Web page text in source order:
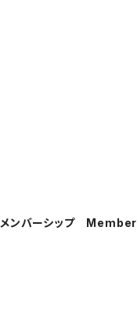
メンバーシップ Member